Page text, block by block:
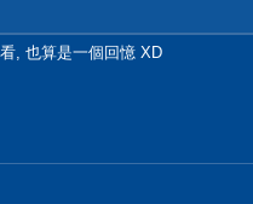
, 也算是一個回憶 XD